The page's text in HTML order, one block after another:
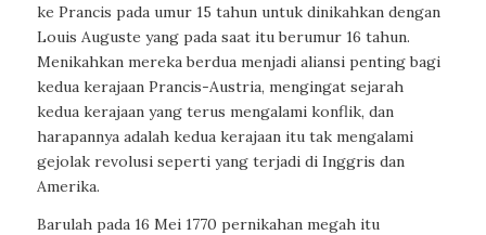
ke Prancis pada umur 15 tahun untuk dinikahkan dengan
Louis Auguste yang pada saat itu berumur 16 tahun.
Menikahkan mereka berdua menjadi aliansi penting bagi
kedua kerajaan Prancis-Austria, mengingat sejarah
kedua kerajaan yang terus mengalami konflik, dan
harapannya adalah kedua kerajaan itu tak mengalami
gejolak revolusi seperti yang terjadi di Inggris dan
Amerika.
Barulah pada 16 Mei 1770 pernikahan megah itu